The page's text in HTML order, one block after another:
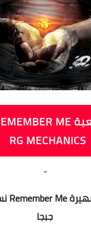
RG MECHANICS
-
جبجا